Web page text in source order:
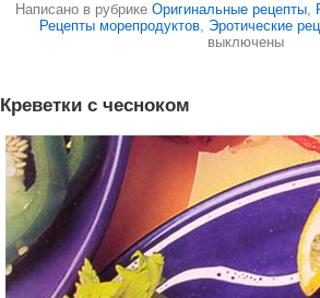
Написано в рубрике Оригинальные рецепты,
Рецепты морепродуктов, Эротические
выключены
Креветки с чесноком